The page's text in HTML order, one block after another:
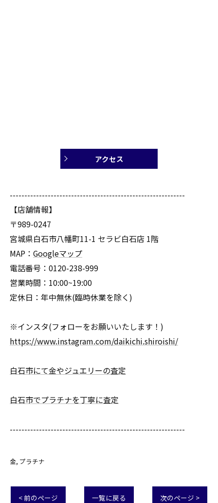
アクセス
------------------------------------------------------------
【店舗情報】
〒989-0247
宮城県白石市八幡町11-1 セラビ白石店 1階
MAP： Googleマップ
電話番号：0120-238-999
営業時間：10:00~19:00
定休日：年中無休(臨時休業を除く)
※インスタ(フォローをお願いいたします！)
https://www.instagram.com/daikichi.shiroishi/
白石市にて金やジュエリーの査定
白石市でプラチナを丁寧に査定
------------------------------------------------------------
金 プラチナ
< 前のページ 一覧に戻る 次のページ >